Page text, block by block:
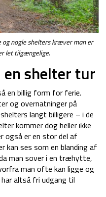
nogle shelters kræver man er
let tilgængelige.
en shelter tur
en billig form for ferie.
og overnatninger på
langt billigere – i de
kommer dog heller ikke
også er en stor del af
kan ses som en blanding af
man sover i en træhytte,
man ofte kan ligge og
altså fri udgang til